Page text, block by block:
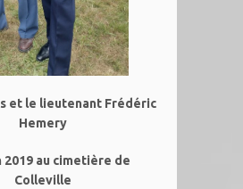
et le lieutenant Frédéric
Hemery
2019 au cimetière de
Colleville